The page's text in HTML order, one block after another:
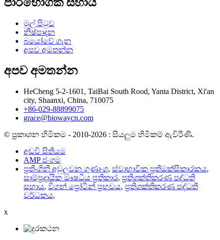
මුල් පිටුව
නිෂ්පාදන
බයෝවේ ගැන
අපව අමතන්න
අපව අමතන්න
HeCheng 5-2-1601, TaiBai South Rood, Yanta District, Xi'an
city, Shaanxi, China, 710075
+86-029-88899075
grace@biowaycn.com
© ප්‍රකාශන හිමිකම - 2010-2026 : සියලුම හිමිකම් ඇවිරිණි.
අඩවි සිතියම
AMP ජංගම
ප්‍රති-ගිනි අවුලුවන ගුණාංග, ස්වාභාවික ප්‍රතිඔක්සිකාරකය,
සාම්ප්‍රදායික ඖෂධීය ප්‍රතිකාර, ප්‍රතිශක්තිකරණ පද්ධති
සහාය, වීගන් ප්‍රෝටීන් ප්‍රභවය, ප්‍රතිශක්තිකරණ පද්ධති
වර්ධකය,
x